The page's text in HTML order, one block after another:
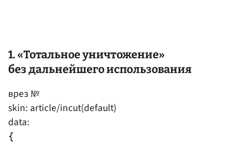
1. «Тотальное уничтожение»
без дальнейшего использования
врез №
skin: article/incut(default)
data:
{